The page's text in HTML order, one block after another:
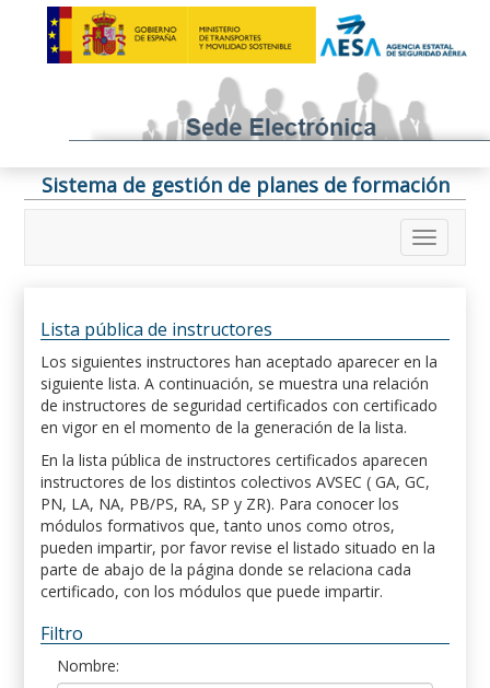
Sistema de gestión de planes de formación
Lista pública de instructores
Los siguientes instructores han aceptado aparecer en la
siguiente lista. A continuación, se muestra una relación
de instructores de seguridad certificados con certificado
en vigor en el momento de la generación de la lista.
En la lista pública de instructores certificados aparecen
instructores de los distintos colectivos AVSEC ( GA, GC,
PN, LA, NA, PB/PS, RA, SP y ZR). Para conocer los
módulos formativos que, tanto unos como otros,
pueden impartir, por favor revise el listado situado en la
parte de abajo de la página donde se relaciona cada
certificado, con los módulos que puede impartir.
Filtro
Nombre: